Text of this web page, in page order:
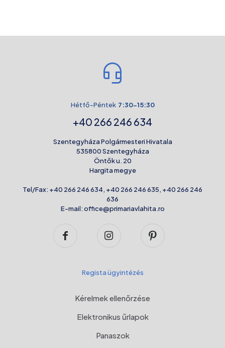
Hétfő-Péntek 7:30-15:30
+40 266 246 634
Szentegyháza Polgármesteri Hivatala
535800 Szentegyháza
Öntők u. 20
Hargita megye
Tel/Fax: +40 266 246 634, +40 266 246 635, +40 266 246
636
E-mail:office@primariavlahita.ro
Regista ügyintézés
Kérelmek ellenőrzése
Elektronikus űrlapok
Panaszok